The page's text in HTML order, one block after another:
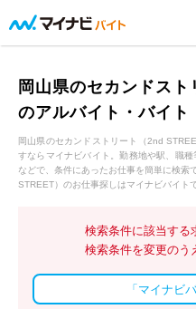
岡山県のセカンドス
のアルバイト・バイト
岡山県のセカンドストリート（2nd
すならマイナビバイト。勤務地や駅、職
などで、条件にあったお仕事を簡単に検索
STREET）のお仕事探しはマイナビバイト
検索条件に該当する
検索条件を変更のう
「マイナビ